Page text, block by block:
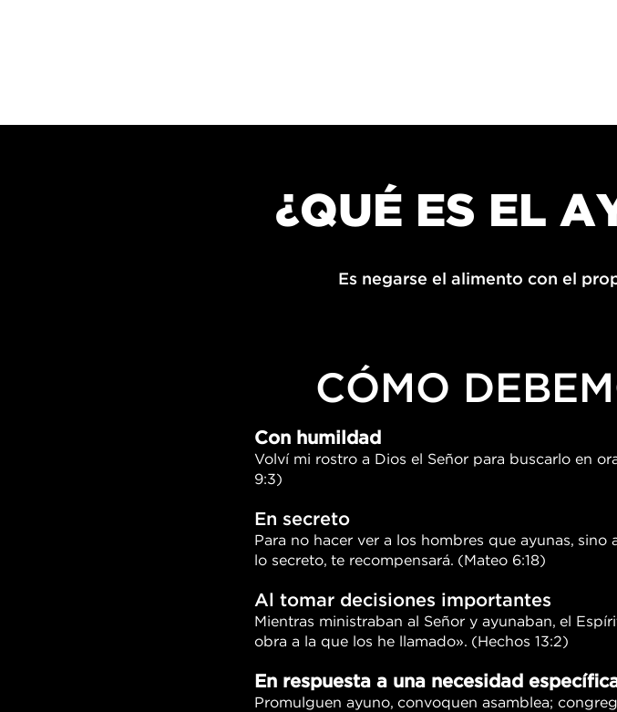
¿QUÉ ES EL
Es negarse el alimento con el
CÓMO
Con humildad
Volví mi rostro a Dios el Señor para buscarlo en
9:3)
En secreto
Para no hacer ver a los hombres que ayunas,
lo secreto, te recompensará. (Mateo 6:18)
Al tomar decisiones importantes
Mientras ministraban al Señor y ayunaban, el
obra a la que los he llamado». (Hechos 13:2)
En respuesta a una necesidad
Promulguen ayuno, convoquen asamblea;